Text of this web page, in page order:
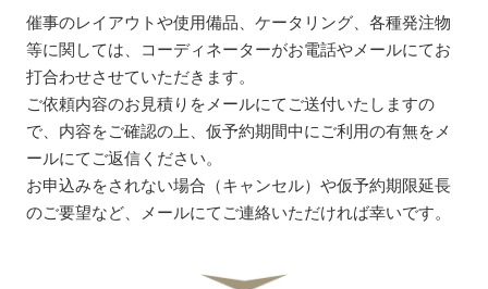
催事のレイアウトや使用備品、ケータリング、各種発注物
等に関しては、コーディネーターがお電話やメールにてお
打合わせさせていただきます。
ご依頼内容のお見積りをメールにてご送付いたしますの
で、内容をご確認の上、仮予約期間中にご利用の有無をメ
ールにてご返信ください。
お申込みをされない場合（キャンセル）や仮予約期限延長
のご要望など、メールにてご連絡いただければ幸いです。